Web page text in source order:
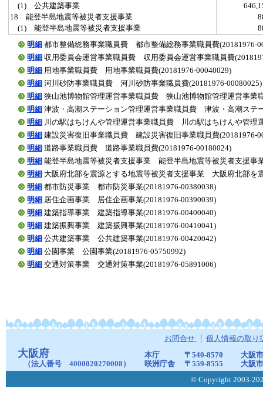
(1) 公共建築事業
18 能登半島地震等被災者支援事業
(1) 能登半島地震等被災者支援事業
明細 都市整備総務事業職員費 都市整備総務事業職員費(20181976-
明細 収用委員会運営事業職員費 収用委員会運営事業職員費
明細 用地事業職員費 用地事業職員費(20181976-00040029)
明細 河川砂防事業職員費 河川砂防事業職員費(20181976-00080025)
明細 狭山池博物館管理運営事業職員費 狭山池博物館管理運営事業
明細 津波・高潮ステーション管理運営事業職員費 津波・高潮ステ
明細 川の駅はちけんや管理運営事業職員費 川の駅はちけんや管理
明細 建設災害復旧事業職員費 建設災害復旧事業職員費(20181976-
明細 道路事業職員費 道路事業職員費(20181976-00180024)
明細 能登半島地震等被災者支援事業 能登半島地震等被災者支援事
明細 大阪府北部を震源とする地震等被災者支援事業 大阪府北部を
明細 都市防災事業 都市防災事業(20181976-00380038)
明細 居住企画事業 居住企画事業(20181976-00390039)
明細 建築指導事業 建築指導事業(20181976-00400040)
明細 建築振興事業 建築振興事業(20181976-00410041)
明細 公共建築事業 公共建築事業(20181976-00420042)
明細 公園事業 公園事業(20181976-05750992)
明細 交通対策事業 交通対策事業(20181976-05891006)
お問合せ 個人情報の取り
大阪府
（法人番号 4000020270008）
本庁 〒540-8570
大阪
咲洲庁舎
〒559-8555
大阪
© Copyright 2003-